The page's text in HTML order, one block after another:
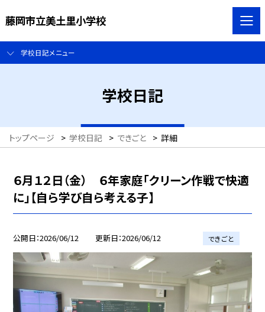
藤岡市立美土里小学校
学校日記メニュー
学校日記
トップページ > 学校日記 > できごと > 詳細
６月１２日（金） ６年家庭「クリーン作戦で快適
に」【自ら学び自ら考える子】
公開日 2026/06/12 更新日 2026/06/12 できごと